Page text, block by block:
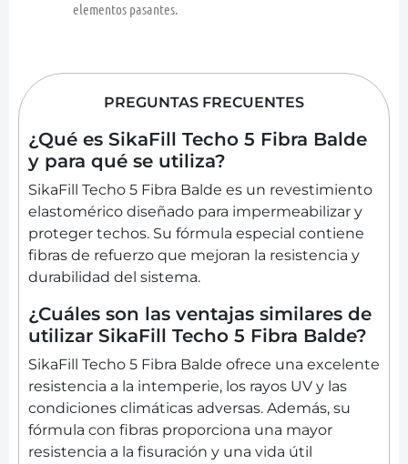
elementos pasantes.
PREGUNTAS FRECUENTES
¿Qué es SikaFill Techo 5 Fibra Balde
y para qué se utiliza?
SikaFill Techo 5 Fibra Balde es un revestimiento
elastomérico diseñado para impermeabilizar y
proteger techos. Su fórmula especial contiene
fibras de refuerzo que mejoran la resistencia y
durabilidad del sistema.
¿Cuáles son las ventajas similares de
utilizar SikaFill Techo 5 Fibra Balde?
SikaFill Techo 5 Fibra Balde ofrece una excelente
resistencia a la intemperie, los rayos UV y las
condiciones climáticas adversas. Además, su
fórmula con fibras proporciona una mayor
resistencia a la fisuración y una vida útil